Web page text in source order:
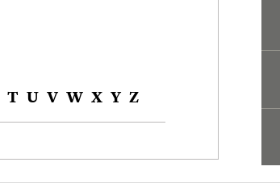
T U V W X Y Z